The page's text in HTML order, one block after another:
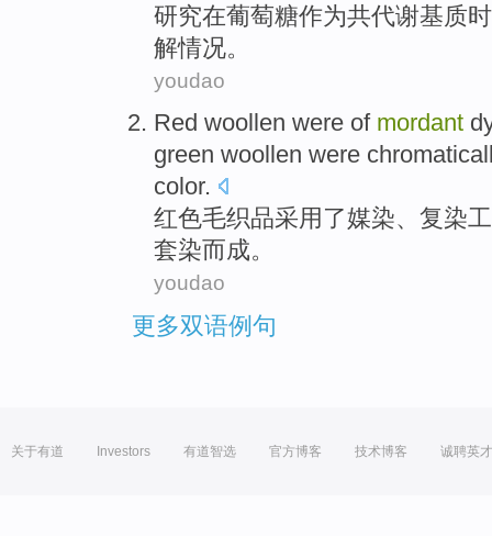
研究在葡萄糖作为共代谢基质时
解情况。
youdao
Red woollen were of mordant
green woollen were
color.
红色毛织品采用了媒染、复染
套染而成。
youdao
更多双语例句
关于有道 Investors 有道智选 官方博客 技术博客 诚聘英才